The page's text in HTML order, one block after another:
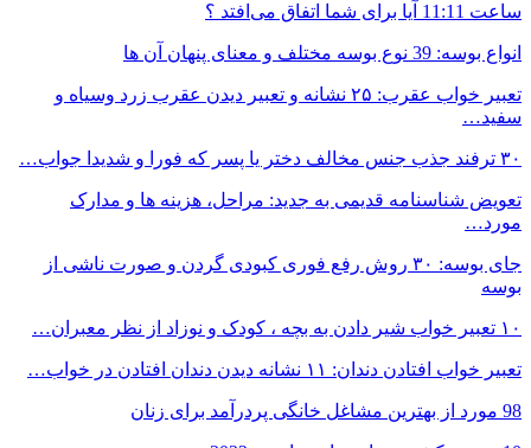
ساعت 11:11 آیا برای شما اتفاق می‌افتد ؟
انواع بوسه: 39 نوع بوسه مختلف و معنای پنهان آن ها
تعبیر خواب عقرب: ۲۵ نشانه و تعبیر دیدن عقرب زرد وسیاه و
سفید…
۳۰ ترفند جذب جنس مخالف دختر یا پسر که فورا و شدیدا جواب…
تعویض شناسنامه قدیمی به جدید: مراحل، هزینه ها و مدارک
مورد…
جای بوسه: ۳۰ روش رفع فوری کبودی گردن و صورت ناشی از
بوسه
۱۰ تعبیر خواب شیر دادن به بچه ، کودک و نوزاد از نظر معبران…
تعبیر خواب افتادن دندان: ۱۱ نشانه دیدن دندان افتادن در خواب…
98 مورد از بهترین مشاغل خانگی پردرآمد برای زنان